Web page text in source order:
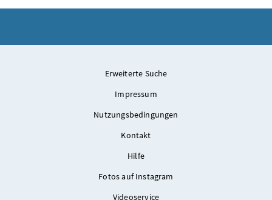
Erweiterte Suche
Impressum
Nutzungsbedingungen
Kontakt
Hilfe
Fotos auf Instagram
Videoservice